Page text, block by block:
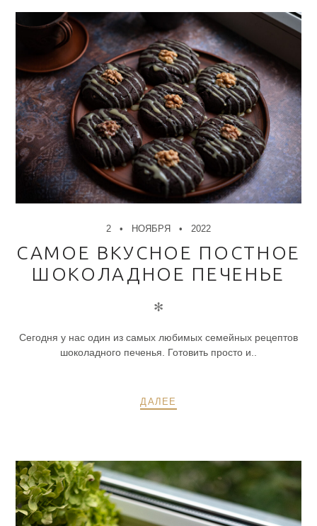
2 НОЯБРЯ 2022
САМОЕ ВКУСНОЕ ПОСТНОЕ
ШОКОЛАДНОЕ ПЕЧЕНЬЕ
✻
Сегодня у нас один из самых любимых семейных рецептов
шоколадного печенья. Готовить просто и..
ДАЛЕЕ